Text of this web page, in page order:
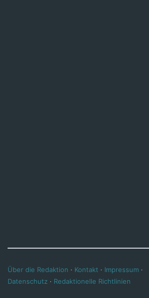
Über die Redaktion · Kontakt · Impressum ·
Datenschutz · Redaktionelle Richtlinien